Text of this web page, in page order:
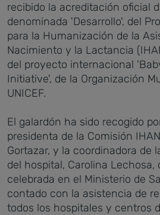
recibido la acreditación oficial
denominada 'Desarrollo', del
para la Humanización de la
Nacimiento y la Lactancia
del proyecto internacional
Initiative', de la Organización
UNICEF.
El galardón ha sido recogido
presidenta de la Comisión
Gortazar, y la coordinadora de
del hospital, Carolina
celebrada en el Ministerio de
contado con la asistencia de
todos los hospitales y centros